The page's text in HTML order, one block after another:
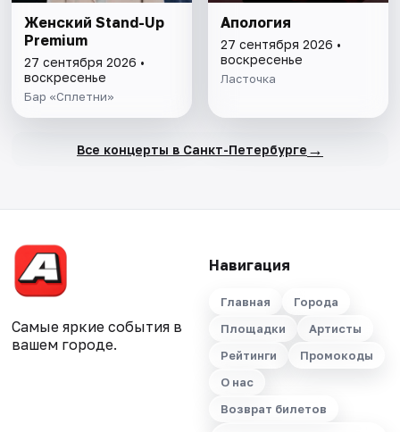
Женский Stand-Up
Premium
27 сентября 2026 •
воскресенье
Бар «Сплетни»
Апология
27 сентября 2026 •
воскресенье
Ласточка
Все концерты в Санкт-Петербурге →
Самые яркие события в
вашем городе.
Навигация
Главная
Города
Площадки
Артисты
Рейтинги
Промокоды
О нас
Возврат билетов